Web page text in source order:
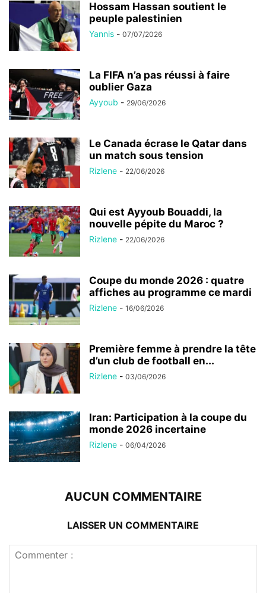
Hossam Hassan soutient le
peuple palestinien
Yannis - 07/07/2026
La FIFA n’a pas réussi à faire
oublier Gaza
Ayyoub - 29/06/2026
Le Canada écrase le Qatar dans
un match sous tension
Rizlene - 22/06/2026
Qui est Ayyoub Bouaddi, la
nouvelle pépite du Maroc ?
Rizlene - 22/06/2026
Coupe du monde 2026 : quatre
affiches au programme ce mardi
Rizlene - 16/06/2026
Première femme à prendre la tête
d’un club de football en...
Rizlene - 03/06/2026
Iran: Participation à la coupe du
monde 2026 incertaine
Rizlene - 06/04/2026
AUCUN COMMENTAIRE
LAISSER UN COMMENTAIRE